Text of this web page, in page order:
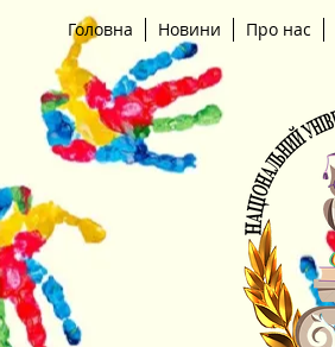
Головна Новини Про нас